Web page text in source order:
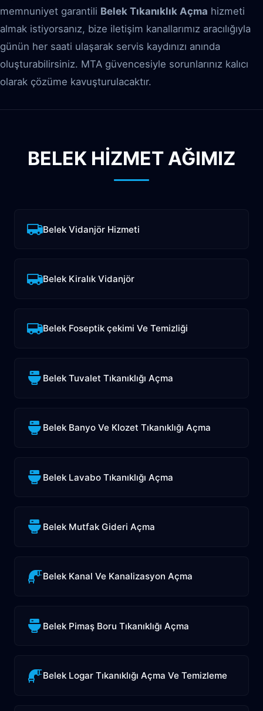
memnuniyet garantili Belek Tıkanıklık Açma hizmeti
almak istiyorsanız, bize iletişim kanallarımız aracılığıyla
günün her saati ulaşarak servis kaydınızı anında
oluşturabilirsiniz. MTA güvencesiyle sorunlarınız kalıcı
olarak çözüme kavuşturulacaktır.
BELEK HİZMET AĞIMIZ
Belek Vidanjör Hizmeti
Belek Kiralık Vidanjör
Belek Foseptik çekimi Ve Temizliği
Belek Tuvalet Tıkanıklığı Açma
Belek Banyo Ve Klozet Tıkanıklığı Açma
Belek Lavabo Tıkanıklığı Açma
Belek Mutfak Gideri Açma
Belek Kanal Ve Kanalizasyon Açma
Belek Pimaş Boru Tıkanıklığı Açma
Belek Logar Tıkanıklığı Açma Ve Temizleme